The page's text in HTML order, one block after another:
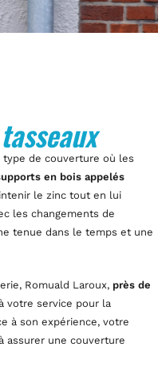
de couverture où les
en bois appelés
le zinc tout en lui
les changements de
tenue dans le temps et une
Romuald Laroux, près de
votre service pour la
à son expérience, votre
assurer une couverture